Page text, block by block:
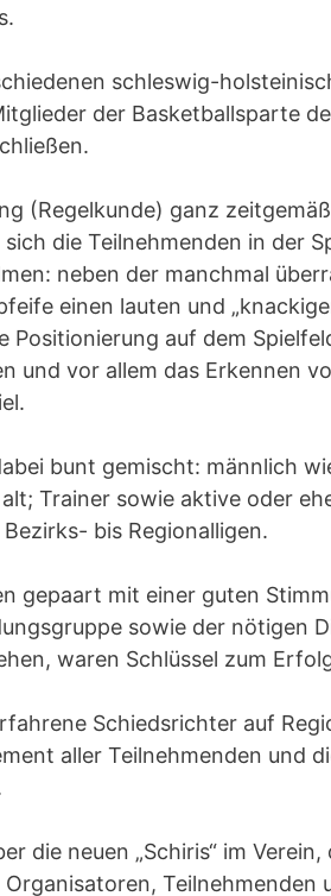
schleswig-
der Basketballsparte
(Regelkunde) ganz
die Teilnehmenden in der
neben der manchmal
einen lauten und
Positionierung auf dem
und vor allem das Erkennen
bunt gemischt: männlich
Trainer sowie aktive oder
bis Regionalligen.
gepaart mit einer guten
sowie der nötigen
waren Schlüssel zum
Schiedsrichter auf
aller Teilnehmenden und
die neuen „Schiris“ im
Teilnehmenden